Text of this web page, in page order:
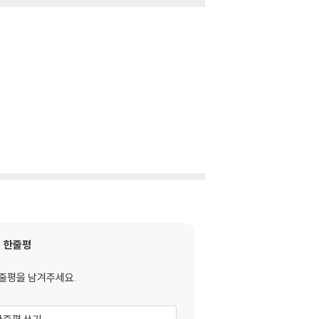
한줄평
평을 남겨주세요.